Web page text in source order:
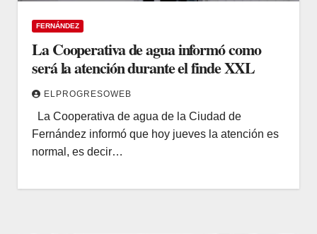
FERNÁNDEZ
La Cooperativa de agua informó como
será la atención durante el finde XXL
ELPROGRESOWEB
La Cooperativa de agua de la Ciudad de
Fernández informó que hoy jueves la atención es
normal, es decir…